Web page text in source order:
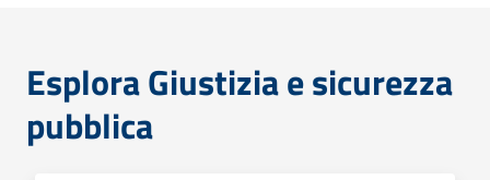
Esplora Giustizia e sicurezza
pubblica